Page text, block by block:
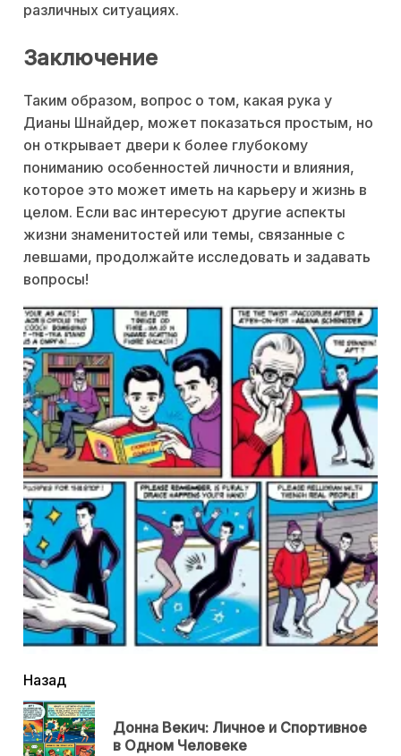
различных ситуациях.
Заключение
Таким образом, вопрос о том, какая рука у
Дианы Шнайдер, может показаться простым, но
он открывает двери к более глубокому
пониманию особенностей личности и влияния,
которое это может иметь на карьеру и жизнь в
целом. Если вас интересуют другие аспекты
жизни знаменитостей или темы, связанные с
левшами, продолжайте исследовать и задавать
вопросы!
читать
еще
Назад
Донна Векич: Личное и Спортивное
в Одном Человеке